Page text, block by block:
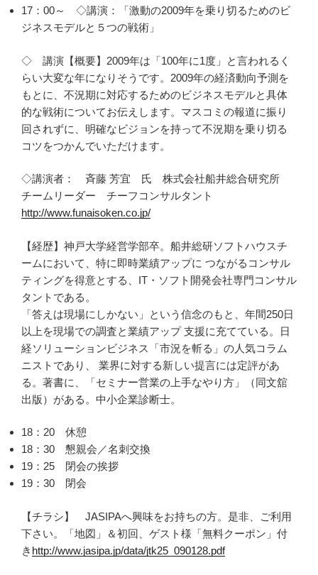
17：00～ ◇講演：「激動の2009年を乗り切るためのビ
ジネスモデルと５つの戦術」
◇ 講演【概要】2009年は「100年に1度」と言われるく
らい大変な年になりそうです。2009年の経済動向予測を
もとに、不況期に対応するためのビジネスモデルと具体
的な戦術についてお伝えします。マスコミの報道に振り
回されずに、明確なビジョンを持って不況期を乗り切る
コツをつかんでいただけます。
◇講演者： 斉藤 芳宜 氏 株式会社船井総合研究所
チームリーダー チーフコンサルタント
http://www.funaisoken.co.jp/
【経歴】神戸大学経営学部卒。船井総研ソフトハウスチ
ームにおいて、特に即時業績アップに つながるコンサル
ティングを得意とする、IT・ソフト開発会社専門コンサル
タントである。
「答えは現場にしかない」という信念のもと、年間250日
以上を現場での調査と業績アップ 支援に充てている。日
経ソリューションビジネス「市況を斬る」の人気コラム
ニストであり、 業界に対する新しい提言には定評があ
る。著書に、「セミナー営業の上手なやり方」（同文舘
出版）がある。中小企業診断士。
18：20 休憩
18：30 懇親会／名刺交換
19：25 閉会の挨拶
19：30 閉会
【チラシ】 JASIPAへ興味をお持ちの方。是非、ご利用
下さい。「地図」＆初回、ゲスト様「無料クーポン」付
き http://www.jasipa.jp/data/jtk25_090128.pdf